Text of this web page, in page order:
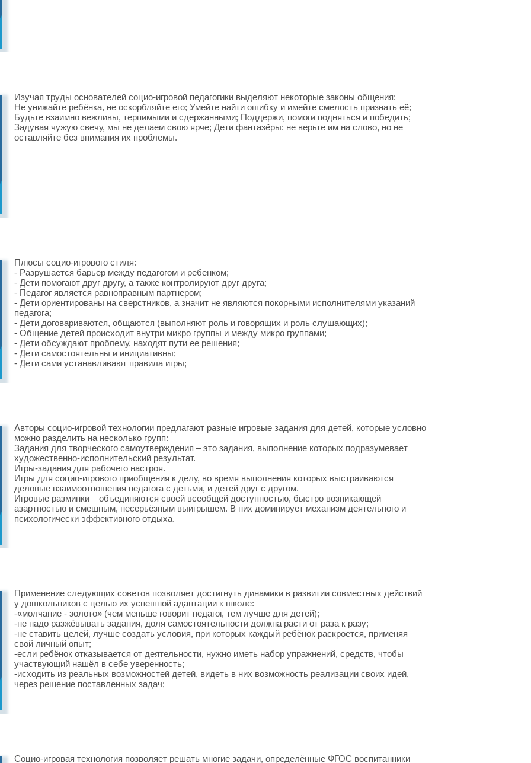
Изучая труды основателей социо-игровой педагогики выделяют некоторые законы общения:
Не унижайте ребёнка, не оскорбляйте его; Умейте найти ошибку и имейте смелость признать её;
Будьте взаимно вежливы, терпимыми и сдержанными; Поддержи, помоги подняться и победить;
Задувая чужую свечу, мы не делаем свою ярче; Дети фантазёры: не верьте им на слово, но не
оставляйте без внимания их проблемы.
Плюсы социо-игрового стиля:
- Разрушается барьер между педагогом и ребенком;
- Дети помогают друг другу, а также контролируют друг друга;
- Педагог является равноправным партнером;
- Дети ориентированы на сверстников, а значит не являются покорными исполнителями указаний
педагога;
- Дети договариваются, общаются (выполняют роль и говорящих и роль слушающих);
- Общение детей происходит внутри микро группы и между микро группами;
- Дети обсуждают проблему, находят пути ее решения;
- Дети самостоятельны и инициативны;
- Дети сами устанавливают правила игры;
Авторы социо-игровой технологии предлагают разные игровые задания для детей, которые условно
можно разделить на несколько групп:
Задания для творческого самоутверждения – это задания, выполнение которых подразумевает
художественно-исполнительский результат.
Игры-задания для рабочего настроя.
Игры для социо-игрового приобщения к делу, во время выполнения которых выстраиваются
деловые взаимоотношения педагога с детьми, и детей друг с другом.
Игровые разминки – объединяются своей всеобщей доступностью, быстро возникающей
азартностью и смешным, несерьёзным выигрышем. В них доминирует механизм деятельного и
психологически эффективного отдыха.
Применение следующих советов позволяет достигнуть динамики в развитии совместных действий
у дошкольников с целью их успешной адаптации к школе:
-«молчание - золото» (чем меньше говорит педагог, тем лучше для детей);
-не надо разжёвывать задания, доля самостоятельности должна расти от раза к разу;
-не ставить целей, лучше создать условия, при которых каждый ребёнок раскроется, применяя
свой личный опыт;
-если ребёнок отказывается от деятельности, нужно иметь набор упражнений, средств, чтобы
участвующий нашёл в себе уверенность;
-исходить из реальных возможностей детей, видеть в них возможность реализации своих идей,
через решение поставленных задач;
Социо-игровая технология позволяет решать многие задачи, определённые ФГОС воспитанники